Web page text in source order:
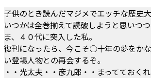
子供のとき読んだマジメでエッチな歴史
いつかは全巻揃えて読破しようと思いつ
ま、４０代に突入した私。
復刊になったら、今こそ○十年の夢をか
い登場人物との再会するぞ。
・・光太夫・・彦九郎・・まってておくれ